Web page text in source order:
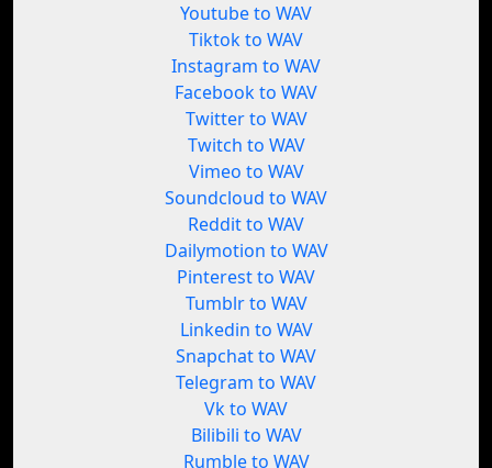
Youtube to WAV
Tiktok to WAV
Instagram to WAV
Facebook to WAV
Twitter to WAV
Twitch to WAV
Vimeo to WAV
Soundcloud to WAV
Reddit to WAV
Dailymotion to WAV
Pinterest to WAV
Tumblr to WAV
Linkedin to WAV
Snapchat to WAV
Telegram to WAV
Vk to WAV
Bilibili to WAV
Rumble to WAV